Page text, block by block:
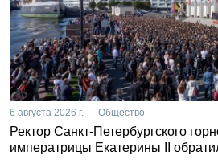
6 августа 2026 г. — Общество
Ректор Санкт-Петербургского
императрицы Екатерины II